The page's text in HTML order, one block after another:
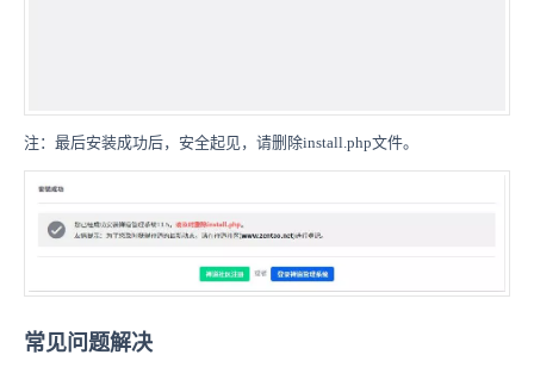
注：最后安装成功后，安全起见，请删除install.php文件。
常见问题解决